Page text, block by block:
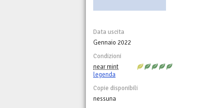
Data uscita
Gennaio 2022
Condizioni
near mint
legenda
Copie disponibili
nessuna